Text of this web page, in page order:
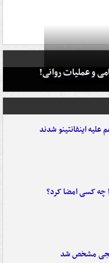
و عملیات روانی!
چه کسی امضا کرد؟
مشخص شد